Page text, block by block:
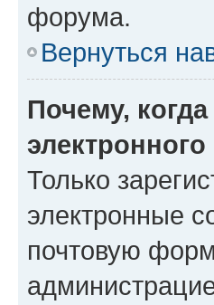
форума.
Вернуться
Почему,
Только
электронные
почтовую